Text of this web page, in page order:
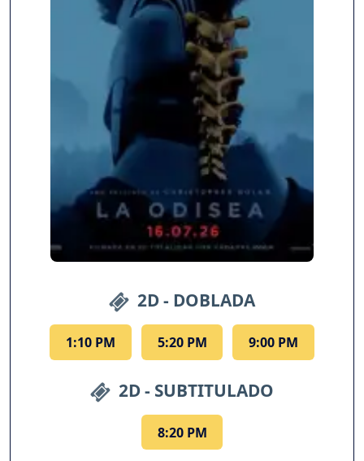
2D - DOBLADA
1:10 PM 5:20 PM 9:00 PM
2D - SUBTITULADO
8:20 PM